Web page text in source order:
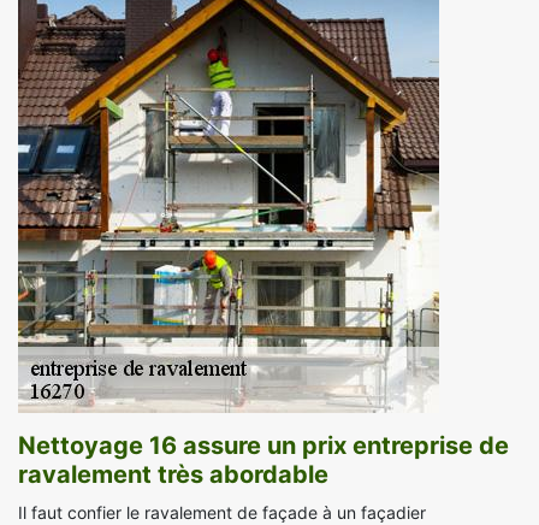
Nettoyage 16 assure un prix entreprise de
ravalement très abordable
Il faut confier le ravalement de façade à un façadier